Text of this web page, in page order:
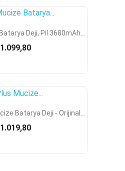
Deji, Pil 3680mAh...
Batarya Deji - Orijinal...